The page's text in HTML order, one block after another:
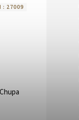
: 27009